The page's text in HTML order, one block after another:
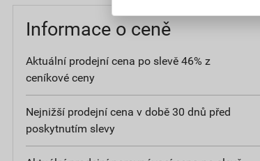
Informace o ceně
Aktuální prodejní cena po slevě 46% z
ceníkové ceny
Nejnižší prodejní cena v době 30 dnů před
poskytnutím slevy